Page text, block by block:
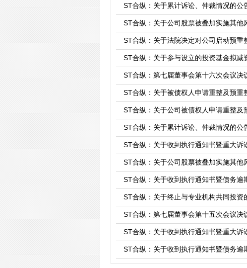
ST合纵：关于累计诉讼、仲裁情况的公
ST合纵：关于公司股票被叠加实施其他
ST合纵：关于法院决定对公司启动预重
ST合纵：关于参与设立的投资基金拟减
ST合纵：第七届董事会第十六次会议决
ST合纵：关于被债权人申请重整及预重
ST合纵：关于公司被债权人申请重整及
ST合纵：关于累计诉讼、仲裁情况的公
ST合纵：关于收到执行通知书暨重大诉
ST合纵：关于公司股票被叠加实施其他
ST合纵：关于收到执行通知书暨债务逾
ST合纵：关于终止与专业机构共同投资
ST合纵：第七届董事会第十五次会议决
ST合纵：关于收到执行通知书暨重大诉
ST合纵：关于收到执行通知书暨债务逾